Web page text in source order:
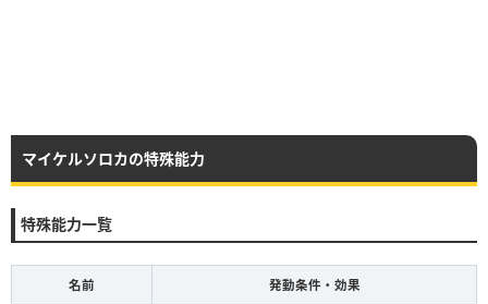
マイケルソロカの特殊能力
特殊能力一覧
名前 発動条件・効果